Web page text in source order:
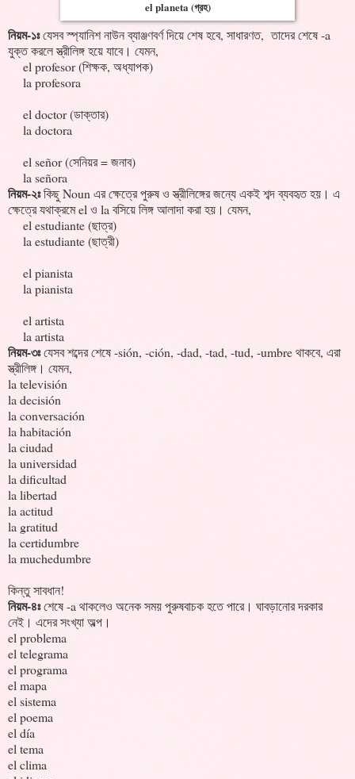
el planeta (গ্রহ)
নিয়ম-১ঃযেসব স্প্যানিশ নাউন ব্যাঞ্জণবর্ণ দিয়ে শেষ হবে, সাধারণত, তাদের শেষে -a
যুক্ত করলে স্ত্রীলিঙ্গ হয়ে যাবে। যেমন,
el profesor (শিক্ষক, অধ্যাপক)
la profesora
el doctor (ডাক্তার)
la doctora
el señor (সেনিয়র = জনাব)
la señora
নিয়ম-২ঃকিছু Noun এর ক্ষেত্রে পুরুষ ও স্ত্রীলিঙ্গের জন্যে একই শব্দ ব্যবহৃত হয়। এ
ক্ষেত্রে যথাক্রমে el ও la বসিয়ে লিঙ্গ আলাদা করা হয়। যেমন,
el estudiante (ছাত্র)
la estudiante (ছাত্রী)
el pianista
la pianista
el artista
la artista
নিয়ম-৩ঃযেসব শব্দের শেষে -sión, -ción, -dad, -tad, -tud, -umbre থাকবে, এরা
স্ত্রীলিঙ্গ। যেমন,
la televisión
la decisión
la conversación
la habitación
la ciudad
la universidad
la dificultad
la libertad
la actitud
la gratitud
la certidumbre
la muchedumbre
কিন্তু সাবধান!
নিয়ম-৪ঃশেষে -a থাকলেও অনেক সময় পুরুষবাচক হতে পারে। ঘাবড়ানোর দরকার
নেই। এদের সংখ্যা অল্প।
el problema
el telegrama
el programa
el mapa
el sistema
el poema
el día
el tema
el clima